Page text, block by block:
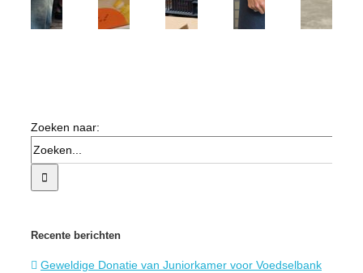
Zoeken naar:
Recente berichten
Geweldige Donatie van Juniorkamer voor Voedselbank